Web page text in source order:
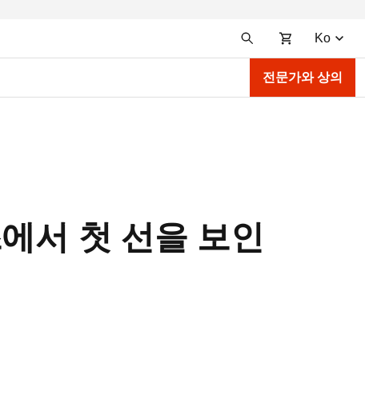
Ko
전문가와 상의
서 첫 선을 보인